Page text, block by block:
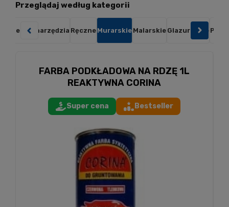
Przeglądaj według kategorii
Elektronarzędzia Ręczne Murarskie Malarskie Glazurnicze
FARBA PODKŁADOWA NA RDZĘ 1L
REAKTYWNA CORINA
Super cena Bestseller